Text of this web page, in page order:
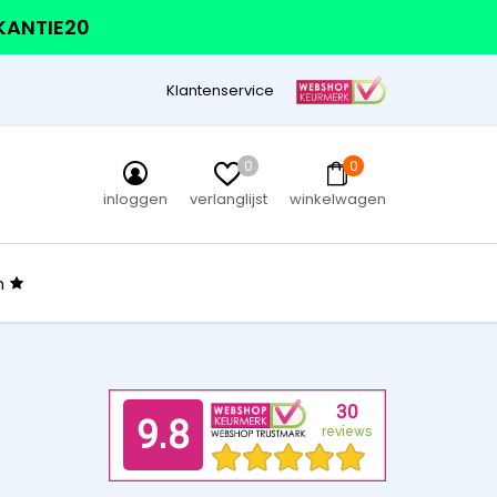
Klantenservice
inloggen
0
verlanglijst
0
winkelwagen